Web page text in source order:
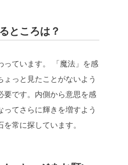
ところは？
ています。
「魔法」を感
ょっと見たことがないよう
要です。内側から意思を感
ってさらに輝きを増すよう
常に探しています。